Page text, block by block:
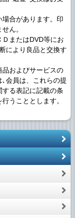
場合があります。印
ん。
ＤまたはDVD等にお
により良品と交換す
品およびサービスの
会員は、これらの提
る表記に記載の条
うこととします。